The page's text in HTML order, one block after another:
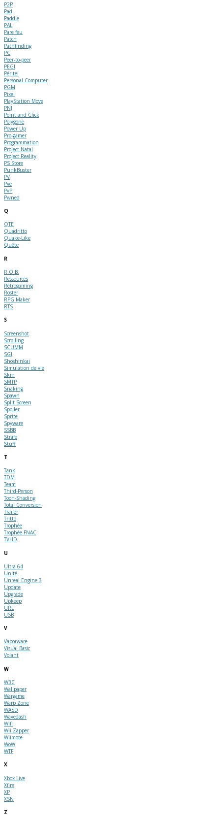
P2P
Pad
Paddle
PAL
Pare feu
Patch
Pathfinding
PC
Peer-to-peer
PEGI
Péritel
Personal Computer
PGM
Pixel
PlayStation Move
PNJ
Point and Click
Polygone
Power Up
Pro-gamer
Programmation
Project Natal
Project Reality
PS Store
PunkBuster
PV
Pve
PvP
Pwned
Q
QTE
Quadritto
Quake-Like
Quête
R
R.O.B.
Ressources
Rétrogaming
Roster
RPG Maker
RTS
S
Screenshot
Scrolling
SCUMM
SGI
Shoshinkai
Simulation de vie
Skin
SMTP
Snaking
Spawn
Split Screen
Spoiler
Sprite
Spyware
SSBB
Strafe
Stuff
T
Tank
TDM
Team
Third-Person
Toon-Shading
Total Conversion
Trailer
Tritto
Trophée
Trophée FNAC
TVHD
U
Ultra 64
Unité
Unreal Engine 3
Update
Upgrade
Upkeep
URL
USB
V
Vaporware
Visual Basic
Volant
W
W3C
Wallpaper
Wargame
Warp Zone
WASD
Wavedash
Wifi
Wii Zapper
Wiimote
WoW
WTF
X
Xbox Live
Xfire
XP
XSN
Z